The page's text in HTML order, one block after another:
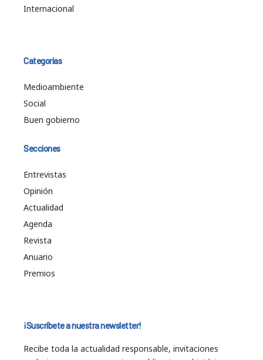
Internacional
Categorías
Medioambiente
Social
Buen gobierno
Secciones
Entrevistas
Opinión
Actualidad
Agenda
Revista
Anuario
Premios
¡Suscríbete a nuestra newsletter!
Recibe toda la actualidad responsable, invitaciones